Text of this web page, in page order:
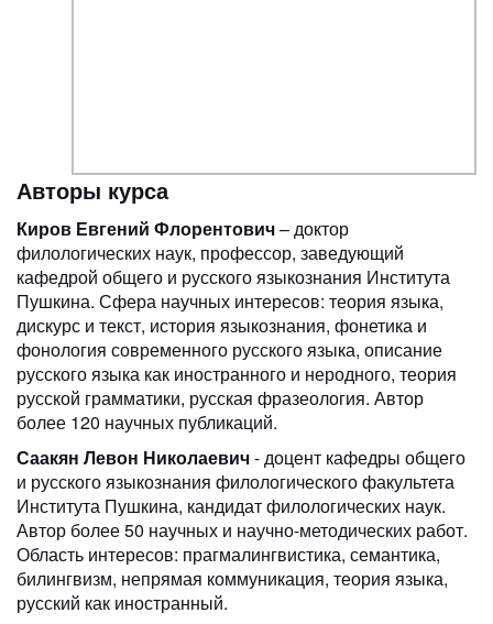
Авторы курса
Киров Евгений Флорентович– доктор
филологических наук, профессор, заведующий
кафедрой общего и русского языкознания Института
Пушкина. Сфера научных интересов: теория языка,
дискурс и текст, история языкознания, фонетика и
фонология современного русского языка, описание
русского языка как иностранного и неродного, теория
русской грамматики, русская фразеология. Автор
более 120 научных публикаций.
Саакян Левон Николаевич- доцент кафедры общего
и русского языкознания филологического факультета
Института Пушкина, кандидат филологических наук.
Автор более 50 научных и научно-методических работ.
Область интересов: прагмалингвистика, семантика,
билингвизм, непрямая коммуникация, теория языка,
русский как иностранный.